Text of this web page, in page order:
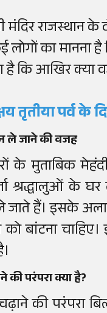
मंदिर राजस्थान के
का मानना है
कि आखिर क्या
तृतीया पर्व के
ले जाने की वजह
के मुताबिक
श्रद्धालुओं के
जाते हैं। इसके
बांटना
की परंपरा क्या है?
की परंपरा